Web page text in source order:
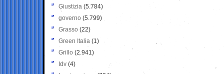
Giustizia (5.784)
governo (5.799)
Grasso (22)
Green Italia (1)
Grillo (2.941)
Idv (4)